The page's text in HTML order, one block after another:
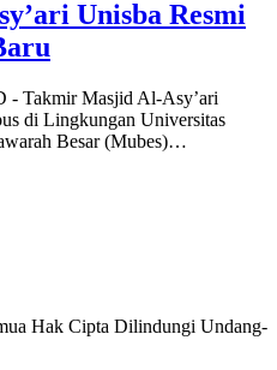
Unisba Resmi
Takmir Masjid Al-Asy’ari
di Lingkungan Universitas
Besar (Mubes)…
Hak Cipta Dilindungi Undang-